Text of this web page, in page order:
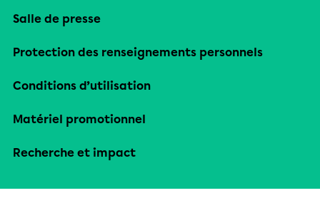
Salle de presse
Protection des renseignements personnels
Conditions d’utilisation
Matériel promotionnel
Recherche et impact